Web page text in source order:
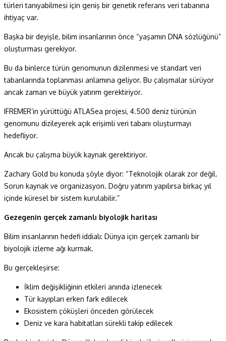
türleri tanıyabilmesi için geniş bir genetik referans veri tabanına
ihtiyaç var.
Başka bir deyişle, bilim insanlarının önce “yaşamın DNA sözlüğünü”
oluşturması gerekiyor.
Bu da binlerce türün genomunun dizilenmesi ve standart veri
tabanlarında toplanması anlamına geliyor. Bu çalışmalar sürüyor
ancak zaman ve büyük yatırım gerektiriyor.
IFREMER’in yürüttüğü ATLASea projesi, 4.500 deniz türünün
genomunu dizileyerek açık erişimli veri tabanı oluşturmayı
hedefliyor.
Ancak bu çalışma büyük kaynak gerektiriyor.
Zachary Gold bu konuda şöyle diyor: “Teknolojik olarak zor değil.
Sorun kaynak ve organizasyon. Doğru yatırım yapılırsa birkaç yıl
içinde küresel bir sistem kurulabilir.”
Gezegenin gerçek zamanlı biyolojik haritası
Bilim insanlarının hedefi iddialı: Dünya için gerçek zamanlı bir
biyolojik izleme ağı kurmak.
Bu gerçekleşirse:
İklim değişikliğinin etkileri anında izlenecek
Tür kayıpları erken fark edilecek
Ekosistem çöküşleri önceden görülecek
Deniz ve kara habitatları sürekli takip edilecek